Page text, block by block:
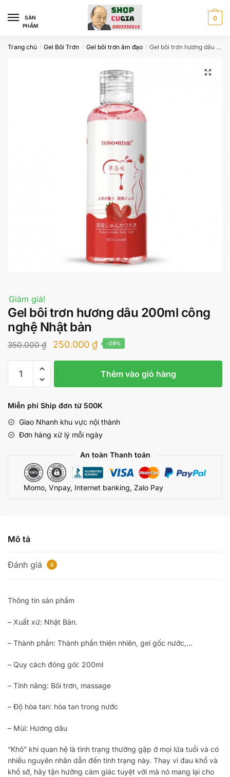
navigation
content
SÀN
PHẨM
0
Trang chủ / Gel Bôi Trơn / Gel bôi trơn âm đạo / Gel bôi trơn hương dâu 200ml công nghệ Nhật bản
Giảm giá!
Gel bôi trơn hương dâu 200ml công
nghệ Nhật bản
350.000₫
Giá
gốc
350.000 ₫.
250.000 ₫Giá
hiện
tại
là:
250.000 ₫.
-29%
hương
200ml
công
Thêm vào giỏ hàng
Miễn phí Ship đơn từ 500K
Giao Nhanh khu vực nội thành
Đơn hàng xử lý mỗi ngày
An toàn Thanh toán
Momo, Vnpay, Internet banking, Zalo Pay
Mô tả
Đánh giá 0
Thông tin sản phẩm
– Xuất xứ: Nhật Bản.
– Thành phần: Thành phần thiên nhiên, gel gốc nước,…
– Quy cách đóng gói: 200ml
– Tính năng: Bôi trơn, massage
– Độ hòa tan: hòa tan trong nước
– Mùi: Hương dâu
“Khô” khi quan hệ là tình trạng thường gặp ở mọi lứa tuổi và có
nhiều nguyên nhân dẫn đến tình trạng này. Thay vì đau khổ và
khổ sở, hãy tận hưởng cảm giác tuyệt vời mà nó mang lại cho